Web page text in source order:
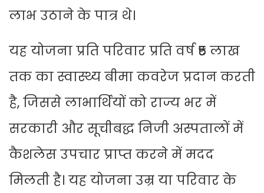
लाभ उठाने के पात्र थे।
यह योजना प्रति परिवार प्रति वर्ष ₹5 लाख
तक का स्वास्थ्य बीमा कवरेज प्रदान करती
है, जिससे लाभार्थियों को राज्य भर में
सरकारी और सूचीबद्ध निजी अस्पतालों में
कैशलेस उपचार प्राप्त करने में मदद
मिलती है। यह योजना उम्र या परिवार के